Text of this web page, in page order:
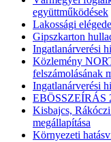
együttműködések
Lakossági
Gipszkarton
Ingatlanárverési
Közlemény
felszámolásának
Ingatlanárverési
EBÖSSZEÍRÁS
Kisbajcs,
megállapítása
Környezeti